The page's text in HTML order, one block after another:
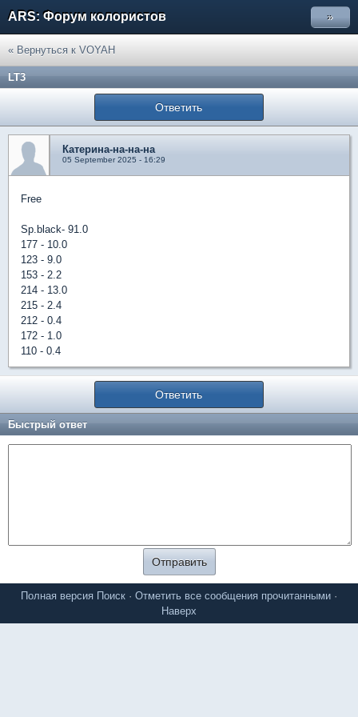
ARS: Форум колористов »
« Вернуться к VOYAH
LT3
Ответить
Катерина-на-на-на
05 September 2025 - 16:29
Free
Sp.black- 91.0
177 - 10.0
123 - 9.0
153 - 2.2
214 - 13.0
215 - 2.4
212 - 0.4
172 - 1.0
110 - 0.4
Ответить
Быстрый ответ
Полная версия Поиск · Отметить все сообщения прочитанными ·
Наверх